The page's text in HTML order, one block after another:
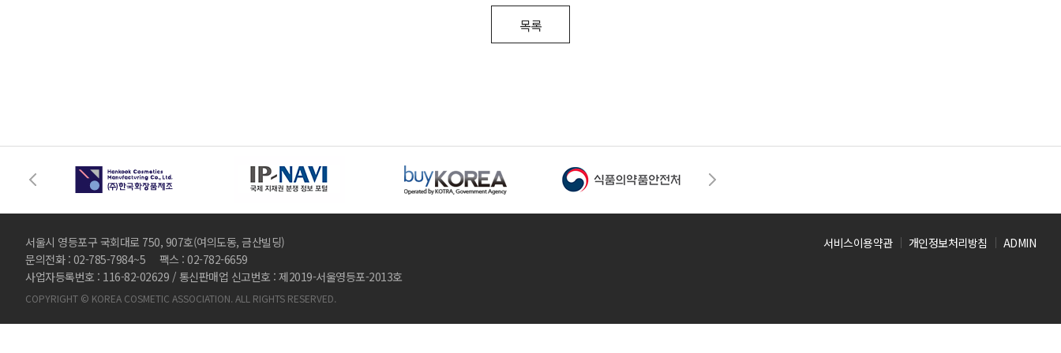
목록
서울시 영등포구 국회대로 750, 907호(여의도동, 금산빌딩)
문의전화 : 02-785-7984~5 팩스 : 02-782-6659
사업자등록번호 : 116-82-02629 / 통신판매업 신고번호 : 제2019-서울영등포-2013호
COPYRIGHT © KOREA COSMETIC ASSOCIATION. ALL RIGHTS RESERVED.
서비스이용약관 개인정보처리방침 ADMIN